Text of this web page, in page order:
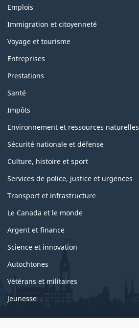
Thèmes
sujets
Emplois
Immigration et citoyenneté
Voyage et tourisme
Entreprises
Prestations
Santé
Impôts
Environnement et ressources naturelles
Sécurité nationale et défense
Culture, histoire et sport
Services de police, justice et urgences
Transport et infrastructure
Le Canada et le monde
Argent et finance
Science et innovation
Autochtones
Vétérans et militaires
Jeunesse